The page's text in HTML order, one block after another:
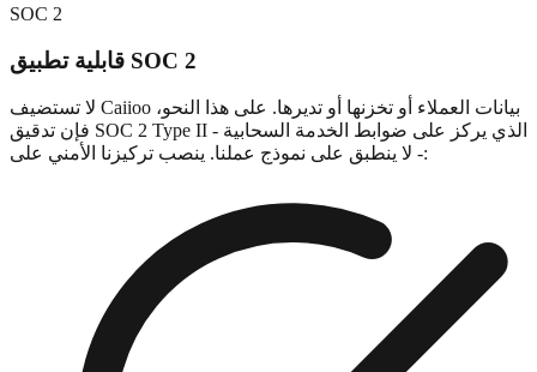
SOC 2
قابلية تطبيق SOC 2
لا تستضيف Caiioo بيانات العملاء أو تخزنها أو تديرها. على هذا النحو،
فإن تدقيق SOC 2 Type II - الذي يركز على ضوابط الخدمة السحابية
- لا ينطبق على نموذج عملنا. ينصب تركيزنا الأمني على: